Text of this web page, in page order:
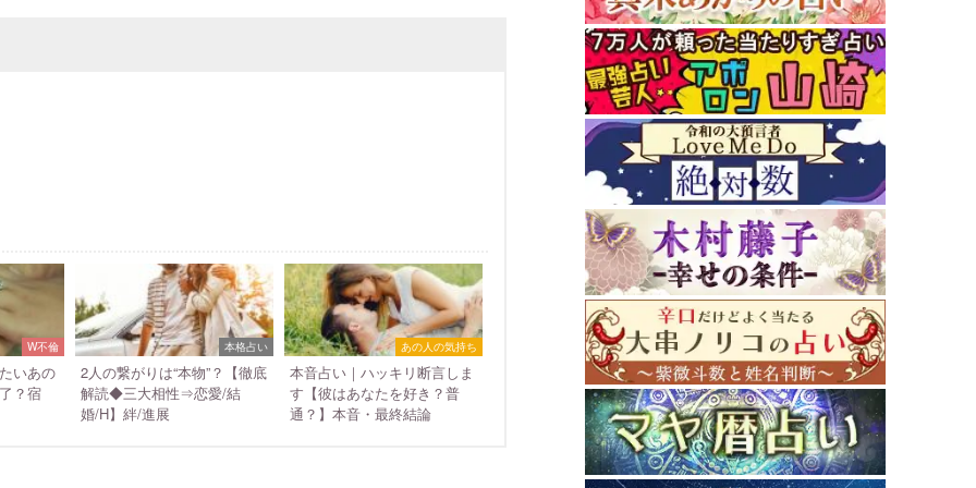
W不倫
いあの
？宿
本格占い
2人の繋がりは“本物”？【徹底
解読◆三大相性⇒恋愛/結
婚/H】絆/進展
あの人の気持ち
本音占い｜ハッキリ断言しま
す【彼はあなたを好き？普
通？】本音・最終結論